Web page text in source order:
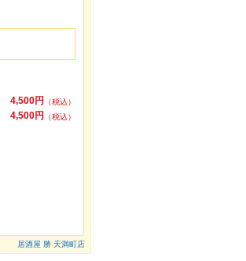
4,500円
（税込）
4,500円
（税込）
居酒屋 勝 天満町店